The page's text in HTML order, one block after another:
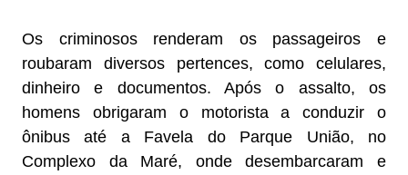
Os criminosos renderam os passageiros e
roubaram diversos pertences, como celulares,
dinheiro e documentos. Após o assalto, os
homens obrigaram o motorista a conduzir o
ônibus até a Favela do Parque União, no
Complexo da Maré, onde desembarcaram e